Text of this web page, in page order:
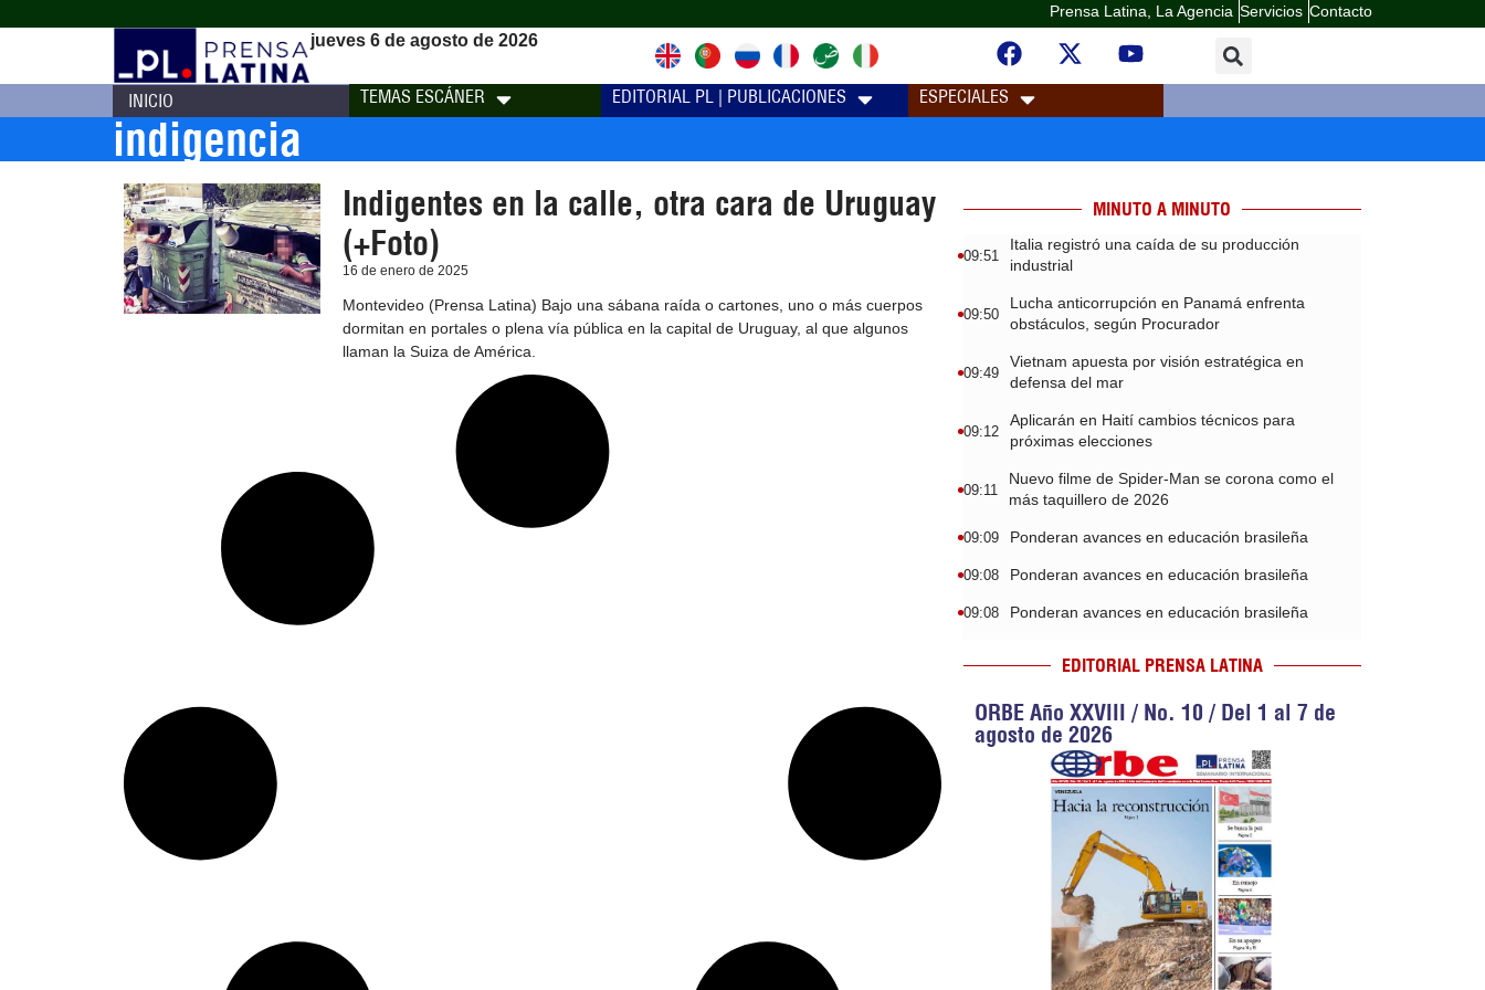
Prensa Latina, La Agencia Servicios Contacto
jueves 6 de agosto de 2026
INICIO TEMAS ESCÁNER EDITORIAL PL | PUBLICACIONES ESPECIALES
indigencia
Indigentes en la calle, otra cara de Uruguay
(+Foto)
16 de enero de 2025
Montevideo (Prensa Latina) Bajo una sábana raída o cartones, uno o más cuerpos
dormitan en portales o plena vía pública en la capital de Uruguay, al que algunos
llaman la Suiza de América.
MINUTO A MINUTO
09:51
Italia registró una caída de su producción
industrial
09:50
Lucha anticorrupción en Panamá enfrenta
obstáculos, según Procurador
09:49
Vietnam apuesta por visión estratégica en
defensa del mar
09:12
Aplicarán en Haití cambios técnicos para
próximas elecciones
09:11
Nuevo filme de Spider-Man se corona como el
más taquillero de 2026
09:09 Ponderan avances en educación brasileña
09:08 Ponderan avances en educación brasileña
09:08 Ponderan avances en educación brasileña
EDITORIAL PRENSA LATINA
ORBE Año XXVIII / No. 10 / Del 1 al 7 de
agosto de 2026